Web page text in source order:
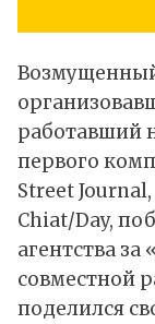
работавший
первого
Street
Chiat/Day,
агентства
совместной
поделился